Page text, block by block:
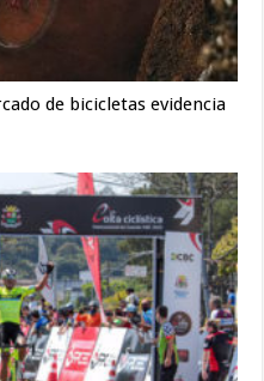
de bicicletas evidencia